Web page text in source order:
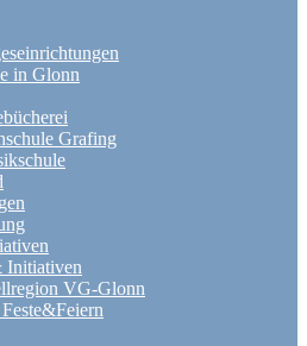
in Glonn
Grafing
Initiativen
VG-Glonn